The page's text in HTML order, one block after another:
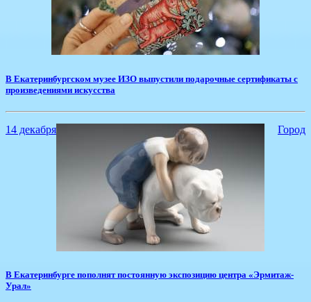
​В Екатеринбургском музее ИЗО выпустили подарочные сертификаты с
произведениями искусства
14 декабря Город
​В Екатеринбурге пополнят постоянную экспозицию центра «Эрмитаж-
Урал»